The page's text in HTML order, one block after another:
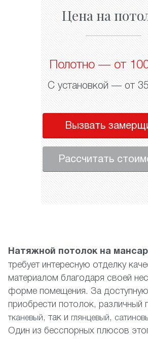
Цена на
Полотно — от
С установкой — от
Вызвать
Рассчитать
Натяжной потолок на
требует интересную отделку
материалом благодаря своей
форме помещения. За
приобрести потолок, различный
тканевый , так и глянцевый ,
Один из бесспорных плюсов